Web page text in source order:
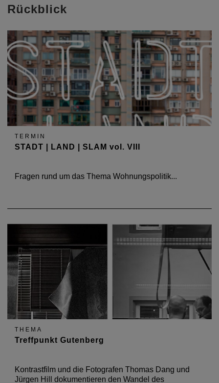
Rückblick
TERMIN
STADT | LAND | SLAM vol. VIII
Fragen rund um das Thema Wohnungspolitik...
THEMA
Treffpunkt Gutenberg
Kontrastfilm und die Fotografen Thomas Dang und
Jürgen Hill dokumentieren den Wandel des